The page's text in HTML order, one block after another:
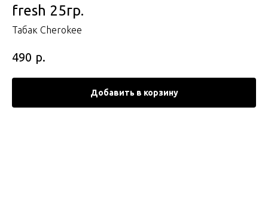
fresh 25гр.
Табак Cherokee
490 р.
Добавить в корзину